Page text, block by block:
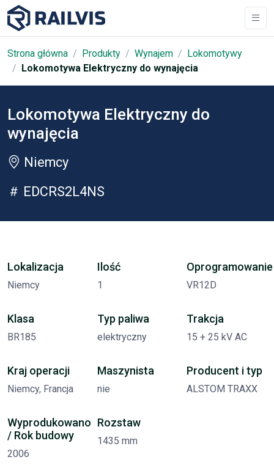
Strona główna Produkty Wynajem
Lokomotywy
Lokomotywa Elektryczny do wynajęcia
Lokomotywa Elektryczny do
wynajęcia
Niemcy
EDCRS2L4NS
Lokalizacja
Niemcy
Ilość
1
Oprogramowanie
VR12D
Klasa
BR185
Typ paliwa
elektryczny
Trakcja
15 + 25 kV AC
Kraj operacji
Niemcy, Francja
Maszynista
nie
Producent i typ
ALSTOM TRAXX
Wyprodukowano
/ Rok budowy
2006
Rozstaw
1435 mm